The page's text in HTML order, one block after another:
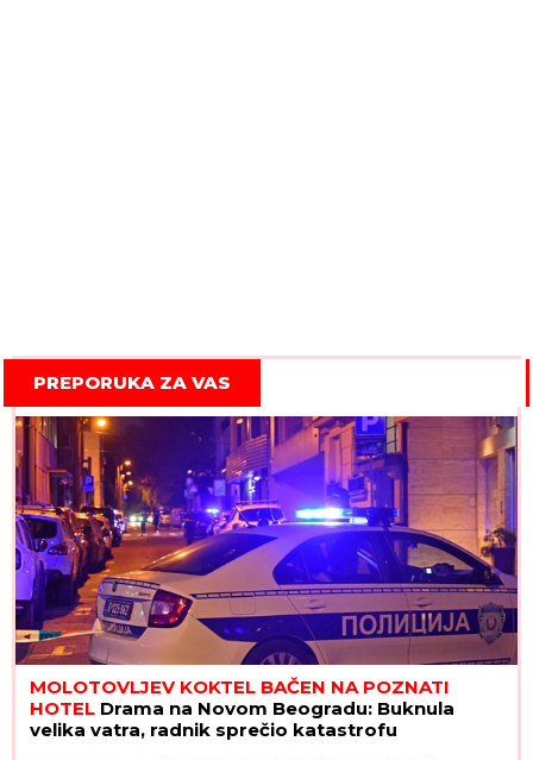
PREPORUKA ZA VAS
MOLOTOVLJEV KOKTEL BAČEN NA POZNATI
HOTEL Drama na Novom Beogradu: Buknula
velika vatra, radnik sprečio katastrofu